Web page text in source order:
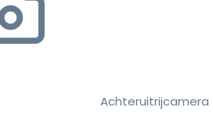
Achteruitrijcamera